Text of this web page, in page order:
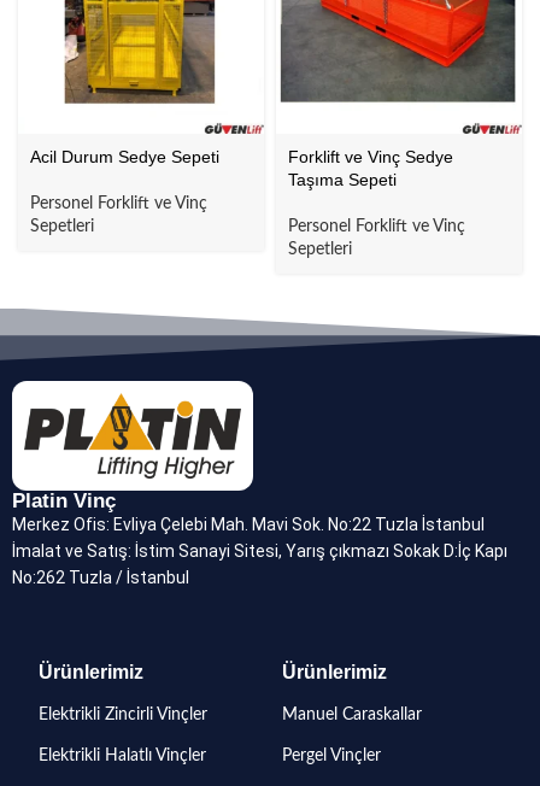
Acil Durum Sedye Sepeti
Personel Forklift ve Vinç
Sepetleri
Forklift ve Vinç Sedye
Taşıma Sepeti
Personel Forklift ve Vinç
Sepetleri
Platin Vinç
Merkez Ofis: Evliya Çelebi Mah. Mavi Sok. No:22 Tuzla İstanbul
İmalat ve Satış: İstim Sanayi Sitesi, Yarış çıkmazı Sokak D:İç Kapı
No:262 Tuzla / İstanbul
Ürünlerimiz
Elektrikli Zincirli Vinçler
Elektrikli Halatlı Vinçler
Ürünlerimiz
Manuel Caraskallar
Pergel Vinçler